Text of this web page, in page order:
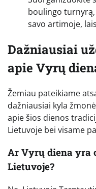
boulingo
savo artimoje,
Dažniausiai
apie Vyrų
Žemiau pateikiame
dažniausiai kyla
apie šios dienos
Lietuvoje bei visame
Ar Vyrų diena yra
Lietuvoje?